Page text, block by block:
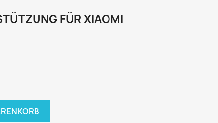
FÜR XIAOMI